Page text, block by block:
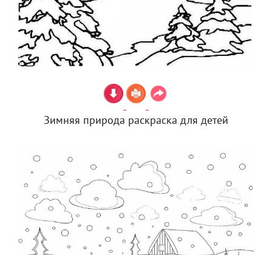
Зимняя природа раскраска для детей